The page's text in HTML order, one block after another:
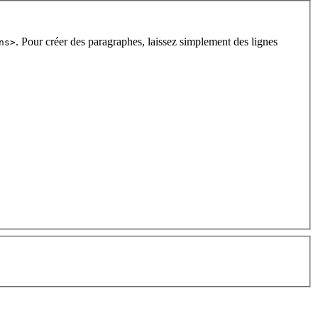
. Pour créer des paragraphes, laissez simplement des lignes